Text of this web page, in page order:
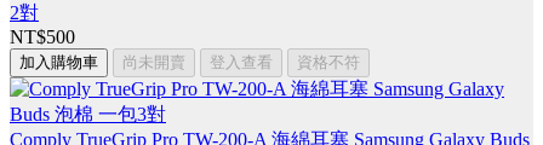
2對
NT$500
加入購物車 尚未開賣 登入查看 資格不符
Comply TrueGrip Pro TW-200-A 海綿耳塞 Samsung Galaxy Buds